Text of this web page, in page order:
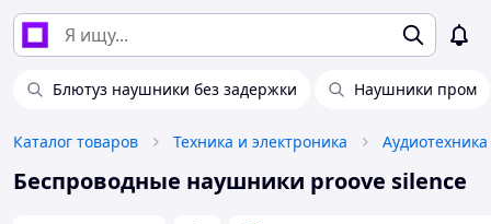
Блютуз наушники без задержки Наушники пром
Каталог товаров Техника и электроника
Беспроводные наушники proove silence